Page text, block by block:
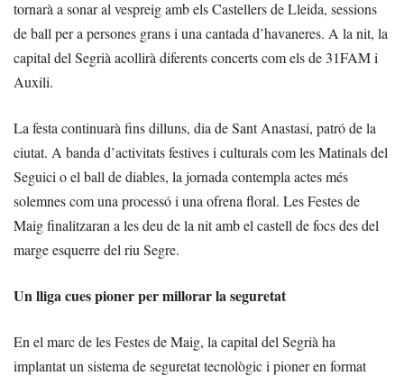
tornarà a sonar al vespreig amb els Castellers de Lleida, sessions
de ball per a persones grans i una cantada d’havaneres. A la nit, la
capital del Segrià acollirà diferents concerts com els de 31FAM i
Auxili.
La festa continuarà fins dilluns, dia de Sant Anastasi, patró de la
ciutat. A banda d’activitats festives i culturals com les Matinals del
Seguici o el ball de diables, la jornada contempla actes més
solemnes com una processó i una ofrena floral. Les Festes de
Maig finalitzaran a les deu de la nit amb el castell de focs des del
marge esquerre del riu Segre.
Un lliga cues pioner per millorar la seguretat
En el marc de les Festes de Maig, la capital del Segrià ha
implantat un sistema de seguretat tecnològic i pioner en format